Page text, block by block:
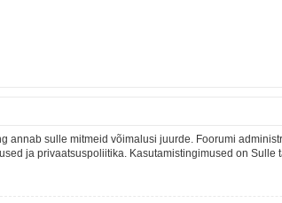
sulle mitmeid võimalusi juurde. Foorumi
ja privaatsuspoliitika. Kasutamistingimused on Sulle